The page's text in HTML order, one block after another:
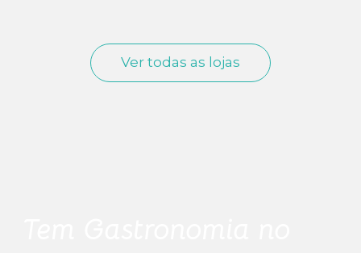
Ver todas as lojas